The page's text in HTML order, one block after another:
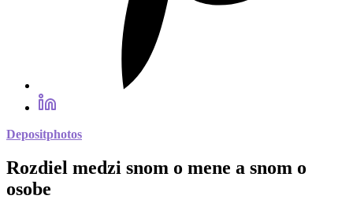
Depositphotos
Rozdiel medzi snom o mene a snom o
osobe